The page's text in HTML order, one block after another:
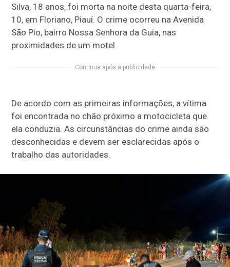
Silva, 18 anos, foi morta na noite desta quarta-feira,
10, em Floriano, Piauí. O crime ocorreu na Avenida
São Pio, bairro Nossa Senhora da Guia, nas
proximidades de um motel.
Continua após a publicidade
De acordo com as primeiras informações, a vítima
foi encontrada no chão próximo a motocicleta que
ela conduzia. As circunstâncias do crime ainda são
desconhecidas e devem ser esclarecidas após o
trabalho das autoridades.